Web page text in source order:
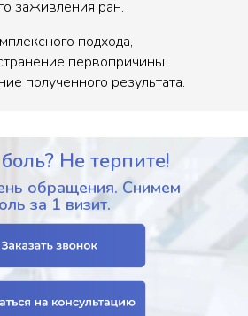
заживления ран.
подхода,
первопричины
полученного результата.
Не терпите!
обращения. Снимем
за 1 визит.